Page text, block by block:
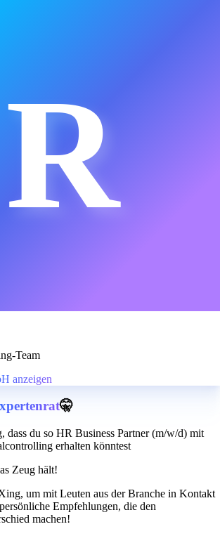
R
Team
anzeigen
🤫
dass du so HR Business Partner (m/w/d) mit
erhalten könntest
Zeug hält!
um mit Leuten aus der Branche in Kontakt
Empfehlungen, die den
machen!